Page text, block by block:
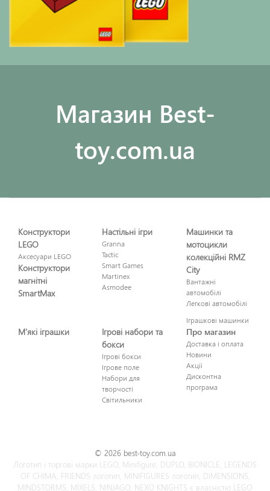
Maгазин Best-
toy.com.ua
Конструктори
LEGO
Аксесуари LEGO
Конструктори
магнітні
SmartMax
Настільні ігри
Granna
Tactic
Smart Games
Martinex
Asmodee
Машинки та
мотоцикли
колекційні RMZ
City
Вантажні
автомобілі
Легкові автомобілі
Іграшкові машинки
М'які іграшки
Ігрові набори та
бокси
Ігрові бокси
Ігрове поле
Набори для
творчості
Світильники
Про магазин
Доставка і оплата
Новини
Акції
Дисконтна
програма
© 2026 best-toy.com.ua
Логотип і торгові марки LEGO, Minifigure, DUPLO, BIONICLE, LEGENDS
OF CHIMA, FRIENDS логотип, MINIFIGURES логотип, DIMENSIONS,
MINDSTORMS, MIXELS, NINJAGO, NEXO KNIGHTS є власністю LEGO